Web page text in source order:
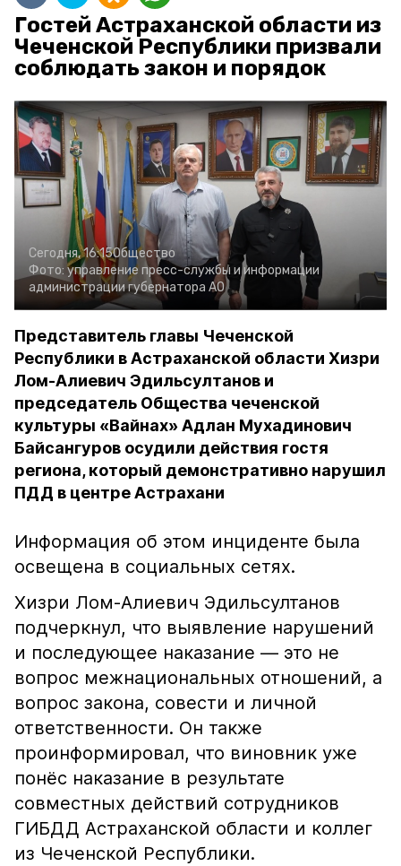
Гостей Астраханской области из
Чеченской Республики призвали
соблюдать закон и порядок
Сегодня, 16:15Общество
Фото: управление пресс-службы и информации
администрации губернатора АО
Представитель главы Чеченской
Республики в Астраханской области Хизри
Лом-Алиевич Эдильсултанов и
председатель Общества чеченской
культуры «Вайнах» Адлан Мухадинович
Байсангуров осудили действия гостя
региона, который демонстративно нарушил
ПДД в центре Астрахани
Информация об этом инциденте была
освещена в социальных сетях.
Хизри Лом-Алиевич Эдильсултанов
подчеркнул, что выявление нарушений
и последующее наказание — это не
вопрос межнациональных отношений, а
вопрос закона, совести и личной
ответственности. Он также
проинформировал, что виновник уже
понёс наказание в результате
совместных действий сотрудников
ГИБДД Астраханской области и коллег
из Чеченской Республики.